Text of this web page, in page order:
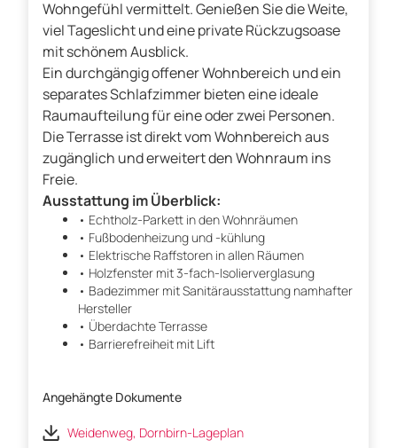
Wohngefühl vermittelt. Genießen Sie die Weite,
viel Tageslicht und eine private Rückzugsoase
mit schönem Ausblick.
Ein durchgängig offener Wohnbereich und ein
separates Schlafzimmer bieten eine ideale
Raumaufteilung für eine oder zwei Personen.
Die Terrasse ist direkt vom Wohnbereich aus
zugänglich und erweitert den Wohnraum ins
Freie.
Ausstattung im Überblick:
• Echtholz-Parkett in den Wohnräumen
• Fußbodenheizung und -kühlung
• Elektrische Raffstoren in allen Räumen
• Holzfenster mit 3-fach-Isolierverglasung
• Badezimmer mit Sanitärausstattung namhafter
Hersteller
• Überdachte Terrasse
• Barrierefreiheit mit Lift
Angehängte Dokumente
Weidenweg, Dornbirn-Lageplan